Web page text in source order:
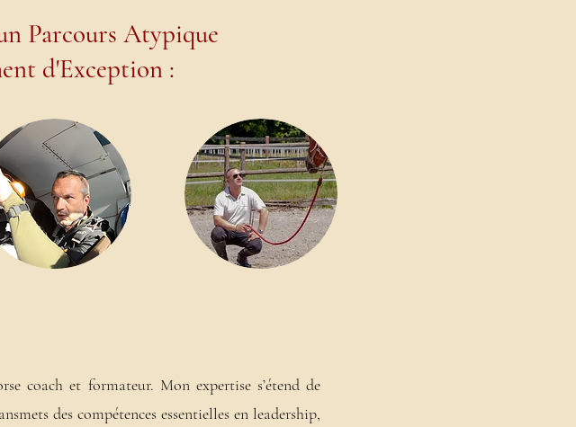
Parcours Atypique
d'Exception :
coach et formateur. Mon expertise s’étend de
des compétences essentielles en leadership,